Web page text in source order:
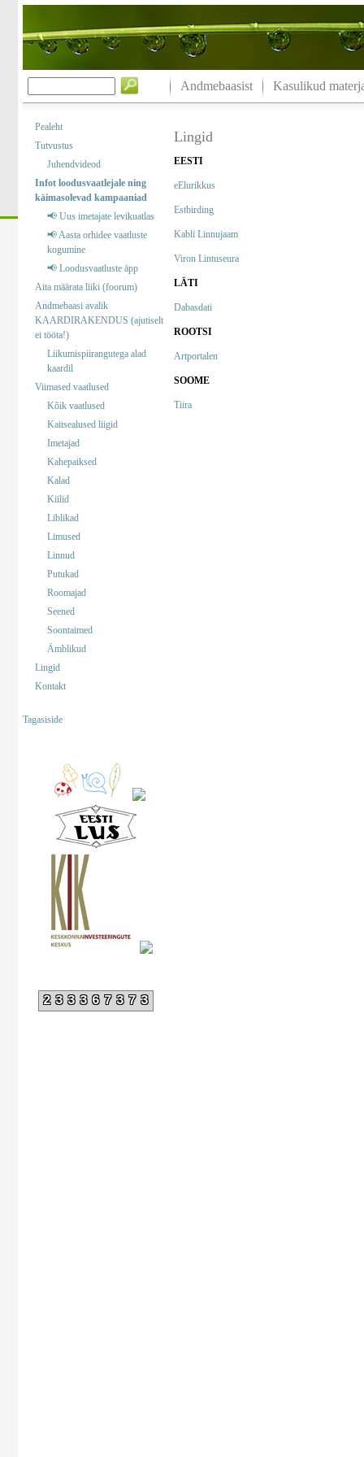
Andmebaasist Kasulikud
Pealeht
Tutvustus
Juhendvideod
Infot loodusvaatlejale ning
käimasolevad kampaaniad
📢 Uus imetajate levikuatlas
📢 Aasta orhidee vaatluste
kogumine
📢 Loodusvaatluste äpp
Aita määrata liiki (foorum)
Andmebaasi avalik
KAARDIRAKENDUS (ajutiselt
ei tööta!)
Liikumispiirangutega alad
kaardil
Viimased vaatlused
Kõik vaatlused
Kaitsealused liigid
Imetajad
Kahepaiksed
Kalad
Kiilid
Liblikad
Limused
Linnud
Putukad
Roomajad
Seened
Soontaimed
Ämblikud
Lingid
Kontakt
Tagasiside
233367373
Lingid
EESTI
eElurikkus
Estbirding
Kabli Linnujaam
Viron Lintuseura
LÄTI
Dabasdati
ROOTSI
Artportalen
SOOME
Tiira